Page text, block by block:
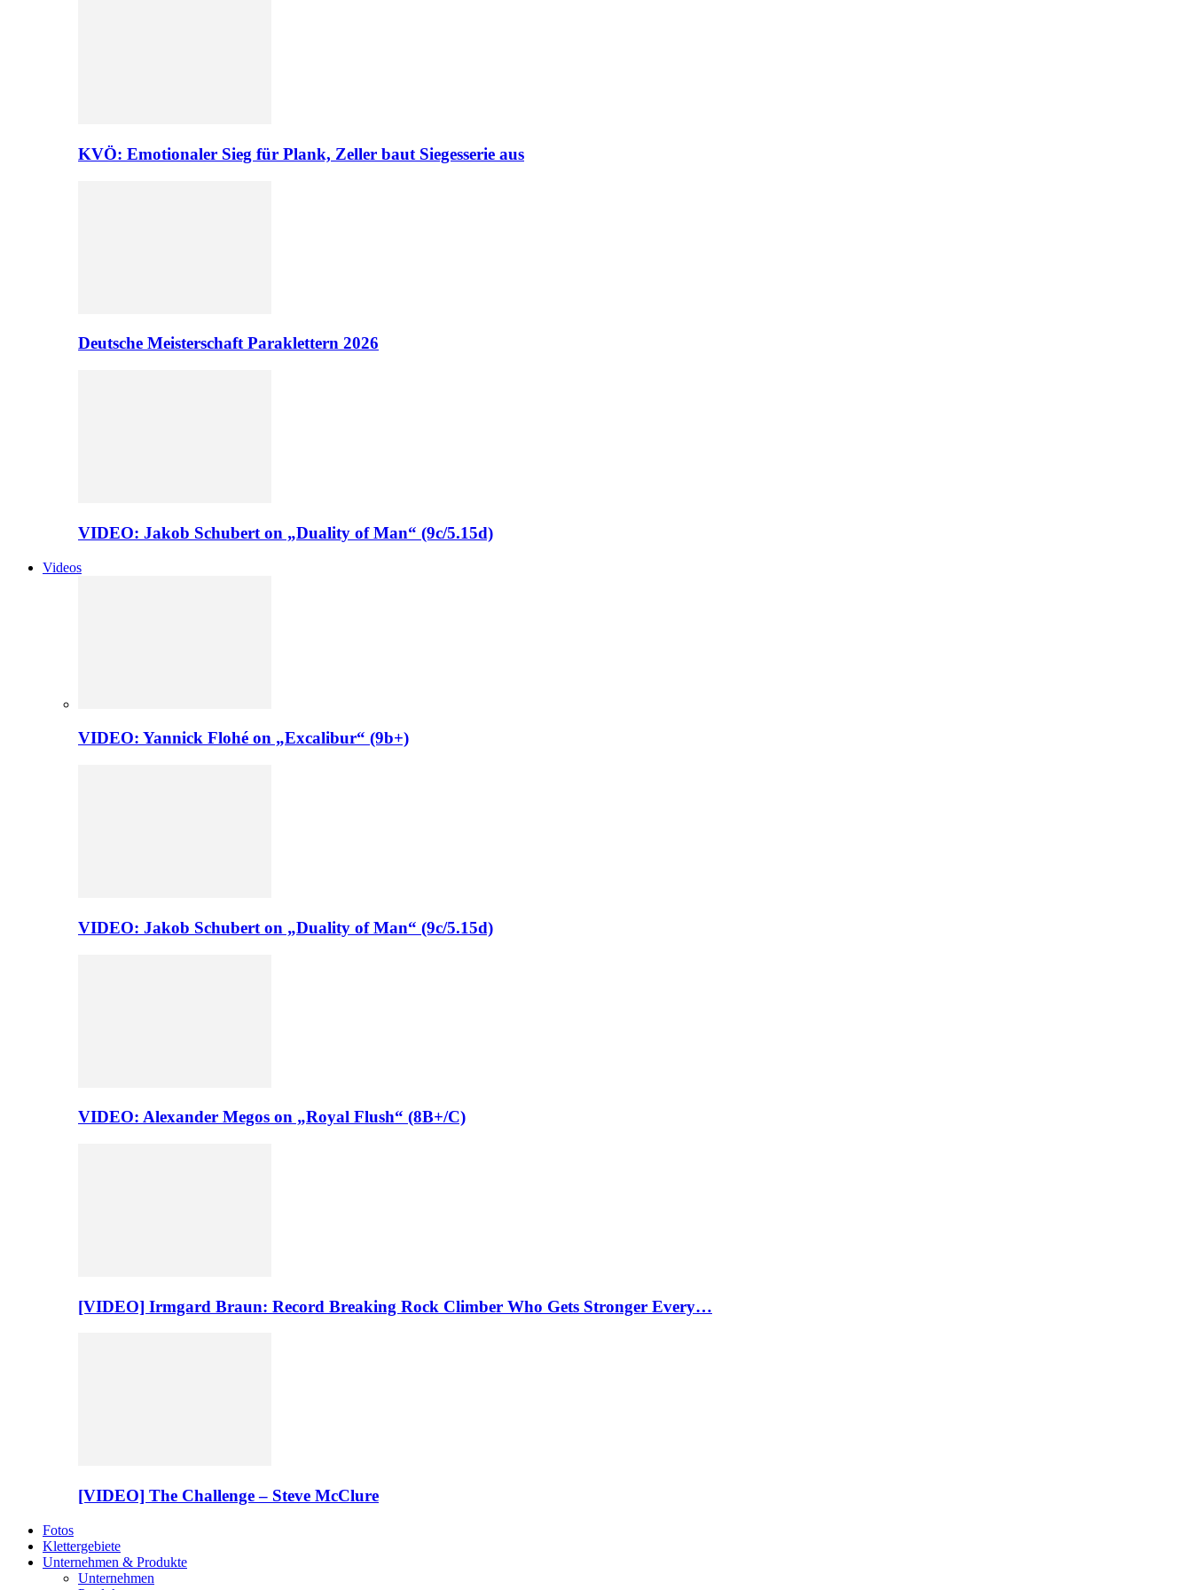
KVÖ: Emotionaler Sieg für Plank, Zeller baut Siegesserie aus
Deutsche Meisterschaft Paraklettern 2026
VIDEO: Jakob Schubert on „Duality of Man“ (9c/5.15d)
Videos
VIDEO: Yannick Flohé on „Excalibur“ (9b+)
VIDEO: Jakob Schubert on „Duality of Man“ (9c/5.15d)
VIDEO: Alexander Megos on „Royal Flush“ (8B+/C)
[VIDEO] Irmgard Braun: Record Breaking Rock Climber Who Gets Stronger Every…
[VIDEO] The Challenge – Steve McClure
Fotos
Klettergebiete
Unternehmen & Produkte
Unternehmen